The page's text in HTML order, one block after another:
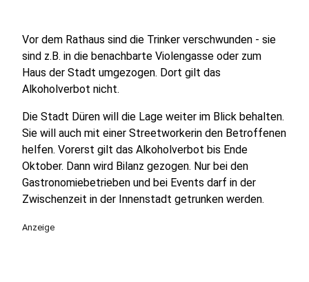
Vor dem Rathaus sind die Trinker verschwunden - sie
sind z.B. in die benachbarte Violengasse oder zum
Haus der Stadt umgezogen. Dort gilt das
Alkoholverbot nicht.
Die Stadt Düren will die Lage weiter im Blick behalten.
Sie will auch mit einer Streetworkerin den Betroffenen
helfen. Vorerst gilt das Alkoholverbot bis Ende
Oktober. Dann wird Bilanz gezogen. Nur bei den
Gastronomiebetrieben und bei Events darf in der
Zwischenzeit in der Innenstadt getrunken werden.
Anzeige